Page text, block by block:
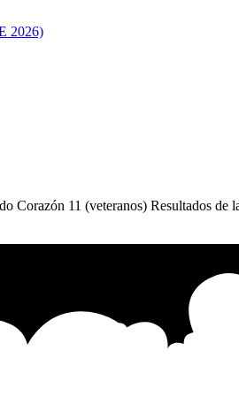
2026)
11 (veteranos) Resultados de